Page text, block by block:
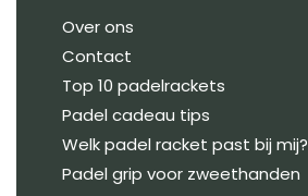
Over ons
Contact
Top 10 padelrackets
Padel cadeau tips
Welk padel racket past bij mij?
Padel grip voor zweethanden